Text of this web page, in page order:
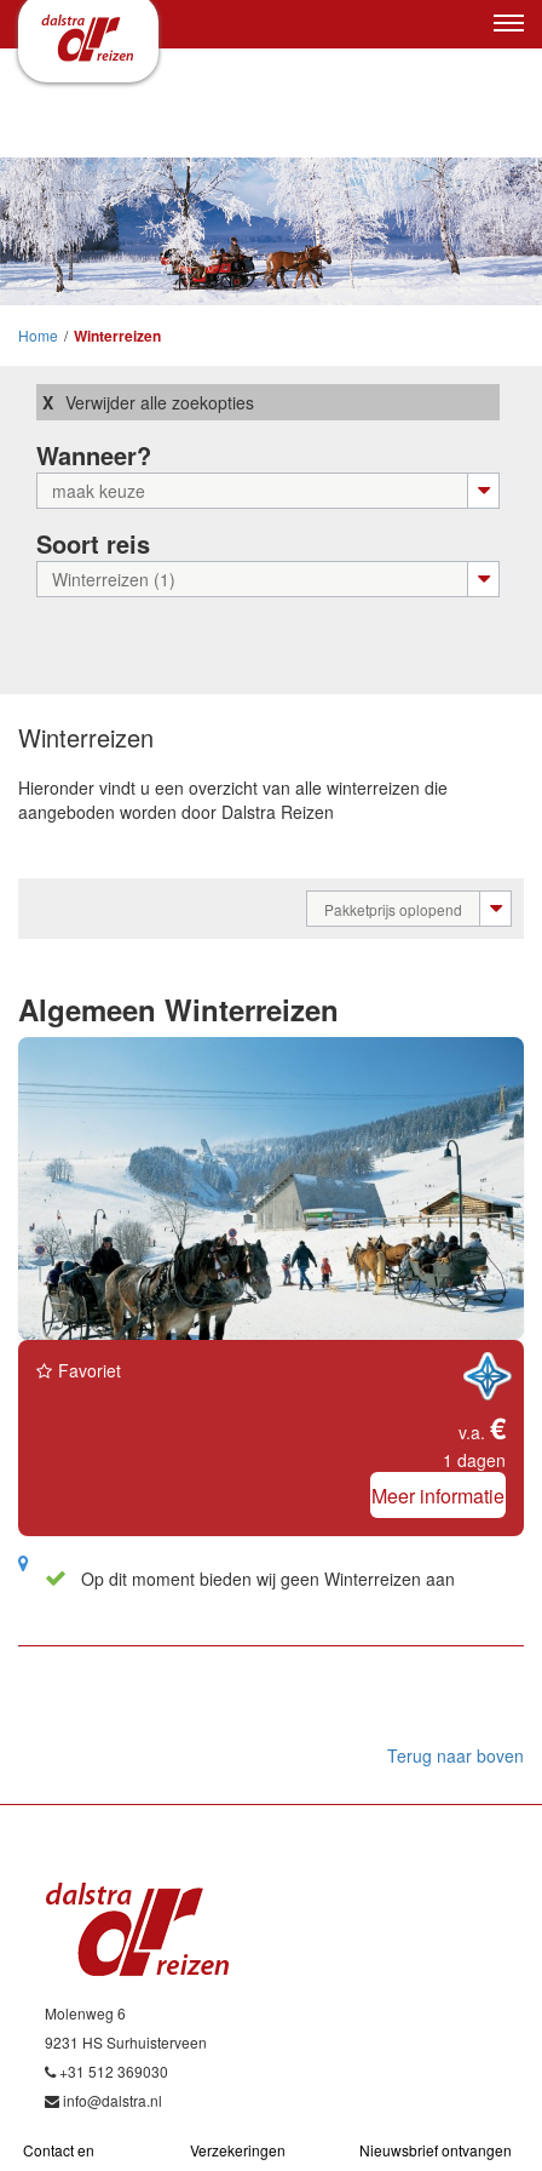
Home / Winterreizen
Verwijder alle zoekopties
Wanneer?
maak keuze
Soort reis
Winterreizen (1)
Winterreizen
Hieronder vindt u een overzicht van alle winterreizen die
aangeboden worden door Dalstra Reizen
Pakketprijs oplopend
Algemeen Winterreizen
Favoriet
v.a. €
1 dagen
Meer informatie
Op dit moment bieden wij geen Winterreizen aan
Terug naar boven
Molenweg 6
9231 HS Surhuisterveen
+31 512 369030
info@dalstra.nl
Contact en
Verzekeringen Nieuwsbrief ontvangen